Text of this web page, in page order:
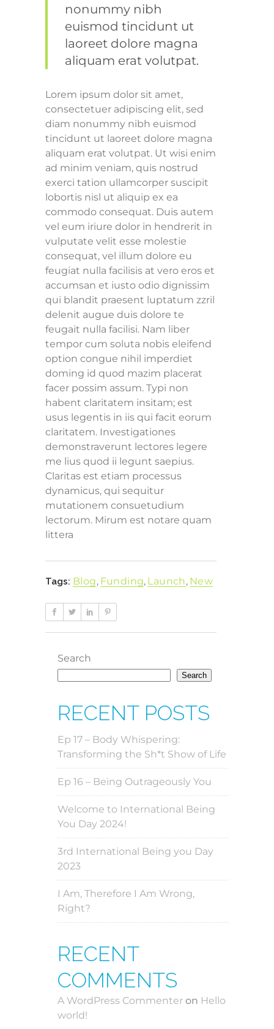
nonummy nibh
euismod tincidunt ut
laoreet dolore magna
aliquam erat volutpat.
Lorem ipsum dolor sit amet,
consectetuer adipiscing elit, sed
diam nonummy nibh euismod
tincidunt ut laoreet dolore magna
aliquam erat volutpat. Ut wisi enim
ad minim veniam, quis nostrud
exerci tation ullamcorper suscipit
lobortis nisl ut aliquip ex ea
commodo consequat. Duis autem
vel eum iriure dolor in hendrerit in
vulputate velit esse molestie
consequat, vel illum dolore eu
feugiat nulla facilisis at vero eros et
accumsan et iusto odio dignissim
qui blandit praesent luptatum zzril
delenit augue duis dolore te
feugait nulla facilisi. Nam liber
tempor cum soluta nobis eleifend
option congue nihil imperdiet
doming id quod mazim placerat
facer possim assum. Typi non
habent claritatem insitam; est
usus legentis in iis qui facit eorum
claritatem. Investigationes
demonstraverunt lectores legere
me lius quod ii legunt saepius.
Claritas est etiam processus
dynamicus, qui sequitur
mutationem consuetudium
lectorum. Mirum est notare quam
littera
Tags: Blog, Funding, Launch, New
Search
Search
RECENT POSTS
Ep 17 – Body Whispering:
Transforming the Sh*t Show of Life
Ep 16 – Being Outrageously You
Welcome to International Being
You Day 2024!
3rd International Being you Day
2023
I Am, Therefore I Am Wrong,
Right?
RECENT
COMMENTS
A WordPress Commenter on Hello
world!